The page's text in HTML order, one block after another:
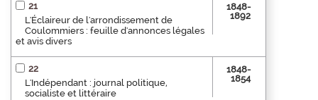
21
L'Éclaireur de l'arrondissement de
Coulommiers : feuille d'annonces légales
et avis divers
1848-
1892
22
L'Indépendant : journal politique,
socialiste et littéraire
1848-
1854